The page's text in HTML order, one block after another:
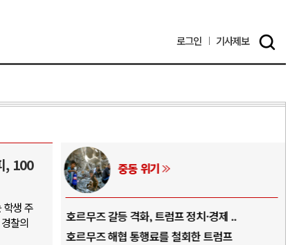
로그인 기사제보
, 100
학생 주
찰의
중동 위기
호르무즈 갈등 격화, 트럼프 정치·경제 ..
호르무즈 해협 통행료를 철회한 트럼프
중국 AI, 저가 공세
AI 국부펀드 구상